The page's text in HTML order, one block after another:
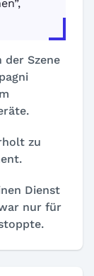
der Szene
zu
Dienst
nur für